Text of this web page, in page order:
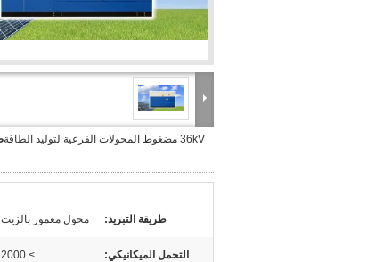
36kV مضغوط المحولات الفرعية لتوليد الطاقة
طريقة التبريد: محول مغمور بالزيت
التحمل الميكانيكي: > 2000